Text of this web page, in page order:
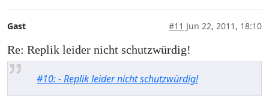
Gast #11 Jun 22, 2011, 18:10
Re: Replik leider nicht schutzwürdig!
#10: - Replik leider nicht schutzwürdig!